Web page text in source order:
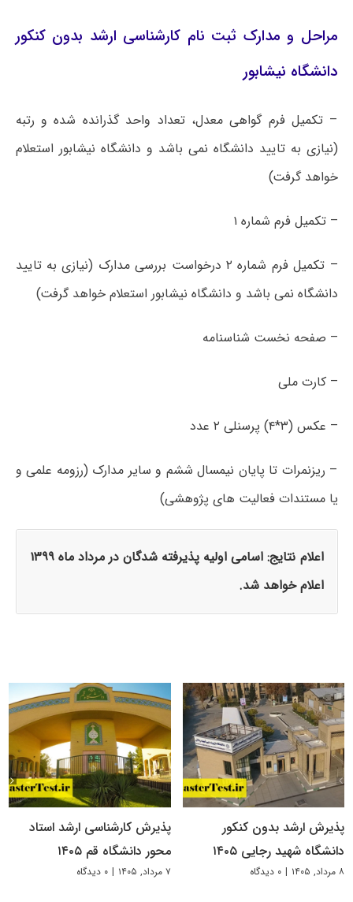
مراحل و مدارک ثبت نام کارشناسی ارشد بدون کنکور
دانشگاه نیشابور
– تکمیل فرم گواهی معدل، تعداد واحد گذرانده شده و رتبه
(نیازی به تایید دانشگاه نمی باشد و دانشگاه نیشابور استعلام
خواهد گرفت)
– تکمیل فرم شماره ۱
– تکمیل فرم شماره ۲ درخواست بررسی مدارک (نیازی به تایید
دانشگاه نمی باشد و دانشگاه نیشابور استعلام خواهد گرفت)
– صفحه نخست شناسنامه
– کارت ملی
– عکس (۳*۴) پرسنلی ۲ عدد
– ریزنمرات تا پایان نیمسال ششم و سایر مدارک (رزومه علمی و
یا مستندات فعالیت های پژوهشی)
اعلام نتایج: اسامی اولیه پذیرفته شدگان در مرداد ماه ۱۳۹۹
اعلام خواهد شد.
پذیرش ارشد بدون کنکور
دانشگاه شهید رجایی ۱۴۰۵
۸ مرداد, ۱۴۰۵ | ۰ دیدگاه
پذیرش کارشناسی ارشد استاد
محور دانشگاه قم ۱۴۰۵
۷ مرداد, ۱۴۰۵ | ۰ دیدگاه